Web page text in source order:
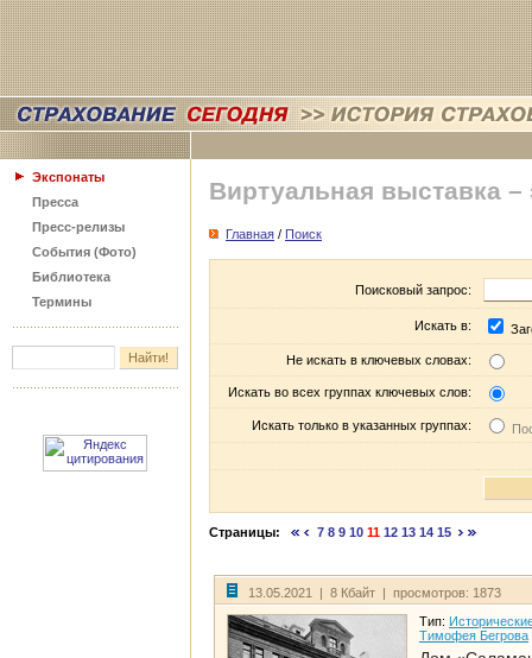
Экспонаты
Пресса
Пресс-релизы
События (Фото)
Библиотека
Термины
Виртуальная выставка –
Главная / Поиск
Поисковый запрос:
Искать в:
Не искать в ключевых словах:
Искать во всех группах ключевых слов:
Искать только в указанных группах:
Страницы: 7 8 9 10 11 12 13 14 15
13.05.2021 | 8 Кбайт | просмотров: 1873
Тип:
Тимофея Бегрова